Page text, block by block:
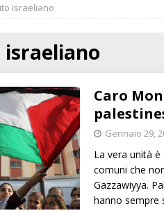
israeliano
Caro
Gennaio 29,
La vera unità
comuni che
Gazzawiyya.
hanno sempre